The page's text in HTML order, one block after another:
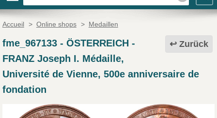
Accueil > Online shops > Medaillen
Zurück
fme_967133- ÖSTERREICH -
FRANZ Joseph I. Médaille,
Université de Vienne, 500e anniversaire de
fondation